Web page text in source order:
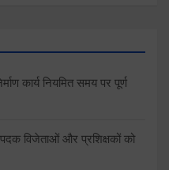
कार्य नियमित समय पर पूर्ण
विजेताओं और प्रशिक्षकों को